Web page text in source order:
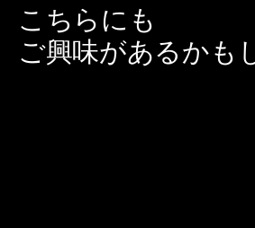
こちらにも
ご興味があるかも